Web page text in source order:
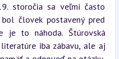
storočia sa veľmi často
človek postavený pred
je to náhoda. Štúrovská
iba zábavu, ale aj